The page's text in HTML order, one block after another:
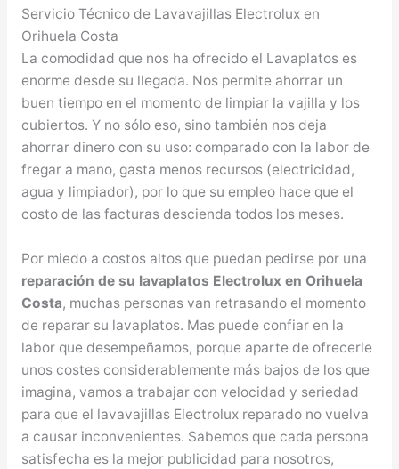
Servicio Técnico de Lavavajillas Electrolux en
Orihuela Costa
La comodidad que nos ha ofrecido el Lavaplatos es
enorme desde su llegada. Nos permite ahorrar un
buen tiempo en el momento de limpiar la vajilla y los
cubiertos. Y no sólo eso, sino también nos deja
ahorrar dinero con su uso: comparado con la labor de
fregar a mano, gasta menos recursos (electricidad,
agua y limpiador), por lo que su empleo hace que el
costo de las facturas descienda todos los meses.
Por miedo a costos altos que puedan pedirse por una
reparación de su lavaplatos Electrolux en Orihuela
Costa, muchas personas van retrasando el momento
de reparar su lavaplatos. Mas puede confiar en la
labor que desempeñamos, porque aparte de ofrecerle
unos costes considerablemente más bajos de los que
imagina, vamos a trabajar con velocidad y seriedad
para que el lavavajillas Electrolux reparado no vuelva
a causar inconvenientes. Sabemos que cada persona
satisfecha es la mejor publicidad para nosotros,